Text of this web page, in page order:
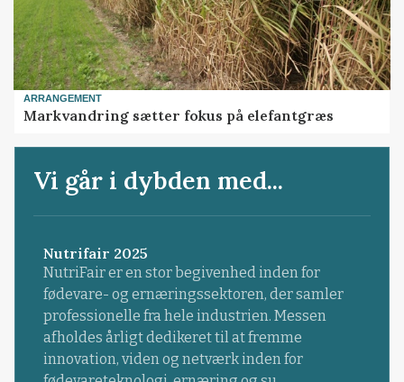
ARRANGEMENT
Markvandring sætter fokus på elefantgræs
Vi går i dybden med...
Nutrifair 2025
NutriFair er en stor begivenhed inden for
fødevare- og ernæringssektoren, der samler
professionelle fra hele industrien. Messen
afholdes årligt dedikeret til at fremme
innovation, viden og netværk inden for